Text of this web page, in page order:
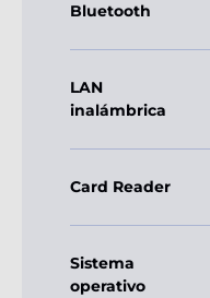
Bluetooth
LAN
inalámbrica
Card Reader
Sistema
operativo